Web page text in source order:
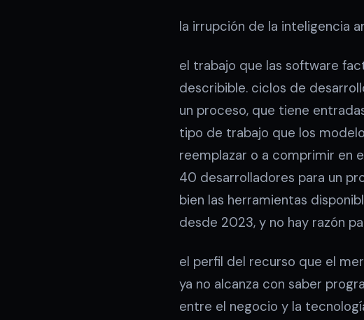
la irrupción de la inteligencia
el trabajo que las software
describible. ciclos de
un proceso, que tiene
tipo de trabajo que los
reemplazar o a comprimir en
40 desarrolladores para un
bien las herramientas
desde 2023, y no hay razón
el perfil del recurso que el
ya no alcanza con saber
entre el negocio y la